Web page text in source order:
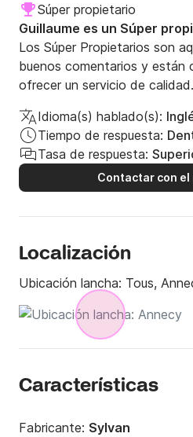
Súper propietario
Guillaume es un Súper
Los Súper Propietarios son
buenos comentarios y están
ofrecer un servicio de calidad.
Idioma(s) hablado(s):
Tiempo de respuesta:
Tasa de respuesta:
Contactar con
Localización
Ubicación lancha: Tous,
Características
Fabricante: Sylvan